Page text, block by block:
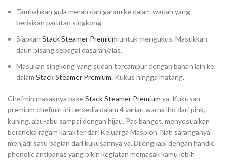
Tambahkan gula merah dan garam ke dalam wadah yang
berisikan parutan singkong.⁣⁣
Siapkan Stack Steamer Premium untuk mengukus. Masukkan
daun pisang sebagai dasaran/alas.
Masukan singkong yang sudah tercampur dengan bahan lain ke
dalam Stack Steamer Premium. Kukus hingga matang.⁣⁣
Chefmin masaknya pakeStack Steamer Premium ya. Kukusan
premium chefmin ini tersedia dalam 4 varian warna lho dari pink,
kuning, abu-abu sampai dengan hijau. Pas banget, menyesuaikan
beraneka ragam karakter dari Keluarga Maspion. Nah saranganya
menjadi satu bagian dari kukusannya ya. Dilengkapi dengan handle
phenolic antipanas yang bikin kegiatan memasak kamu lebih